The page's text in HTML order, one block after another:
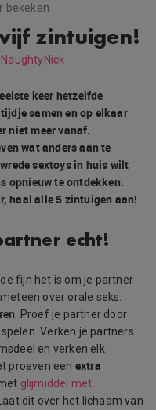
bekeken
zintuigen!
NaughtyNick
keer hetzelfde
samen en op elkaar
niet meer vanaf.
wat anders aan te
sextoys in huis wilt
opnieuw te ontdekken.
haal alle 5 zintuigen aan!
echt!
fijn het is om je partner
over orale seks.
. Proef je partner door
Verken je partners
en verken elk
proeven een extra
glijmiddel met
Laat dit over het lichaam van